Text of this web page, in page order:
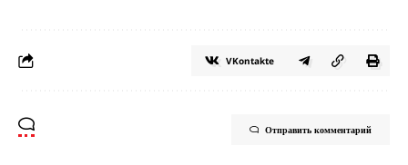
VKontakte
Отправить комментарий